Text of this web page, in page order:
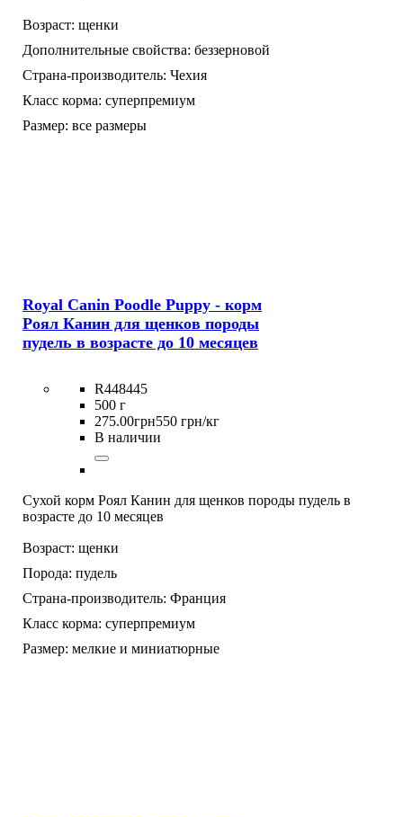
Возраст: щенки
Дополнительные свойства: беззерновой
Страна-производитель: Чехия
Класс корма: суперпремиум
Размер: все размеры
Royal Canin Poodle Puppy - корм
Роял Канин для щенков породы
пудель в возрасте до 10 месяцев
R448445
500 г
275.00грн550 грн/кг
В наличии
Сухой корм Роял Канин для щенков породы пудель в
возрасте до 10 месяцев
Возраст: щенки
Порода: пудель
Страна-производитель: Франция
Класс корма: суперпремиум
Размер: мелкие и миниатюрные